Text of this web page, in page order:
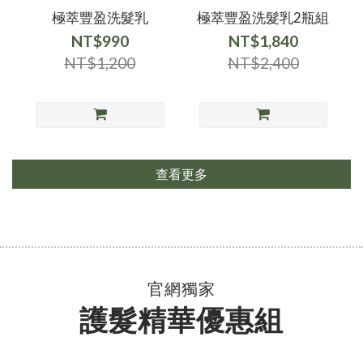
極萃豐盈洗髮乳
NT$990
NT$1,200
極萃豐盈洗髮乳2瓶組
NT$1,840
NT$2,400
查看更多
官網獨家
護髮精華優惠組